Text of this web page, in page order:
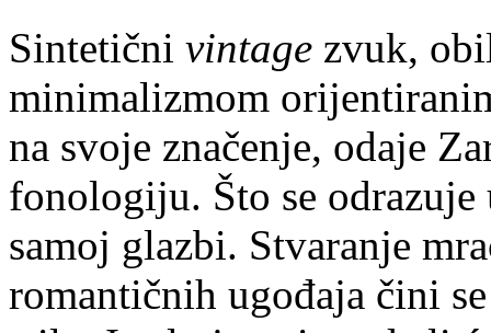
Sintetični vintage zvuk,
minimalizmom
na svoje značenje, odaje
fonologiju. Što se
samoj glazbi. Stvaranje
romantičnih ugođaja čini